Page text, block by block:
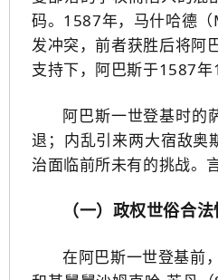
码。1587年，马什哈德
发冲突，前者获胜后将阿
支持下，阿巴斯于1587
阿巴斯一世登基时的
退；内乱引来两大宿敌奥
治面临前所未有的挑战。
（一）政权世俗合
在阿巴斯一世登基前